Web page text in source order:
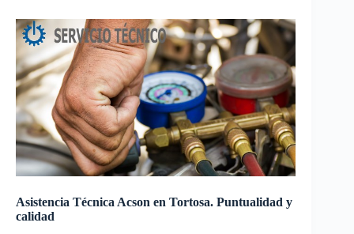
Asistencia Técnica Acson en Tortosa. Puntualidad y
calidad